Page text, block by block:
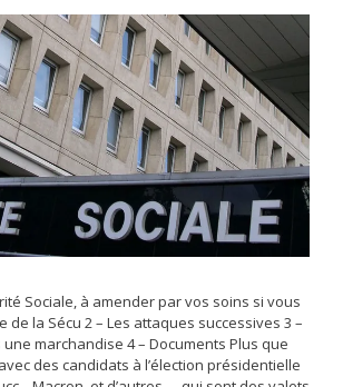
Sociale, à amender par vos soins si vous
de la Sécu 2 – Les attaques successives 3 –
une marchandise 4 – Documents Plus que
des candidats à l’élection présidentielle